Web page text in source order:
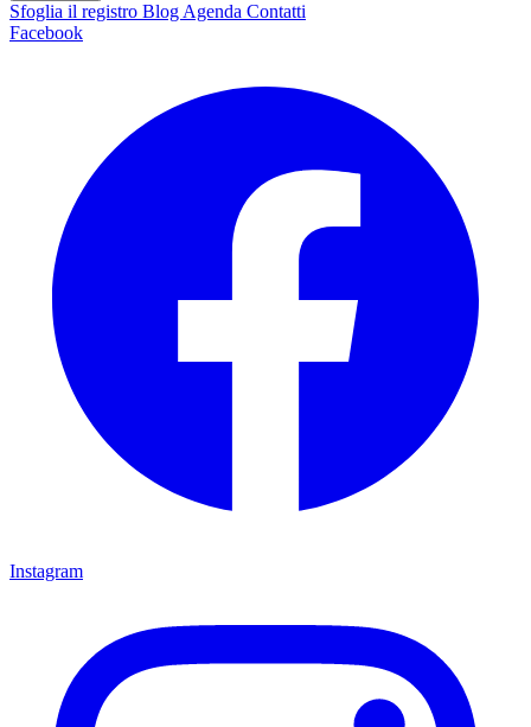
Sfoglia il registro Blog Agenda Contatti
Facebook
Instagram